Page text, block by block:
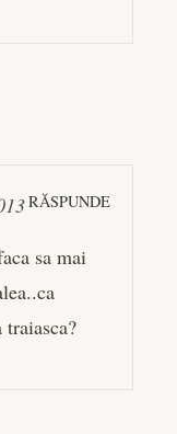
RĂSPUNDE
sa mai
traiasca?